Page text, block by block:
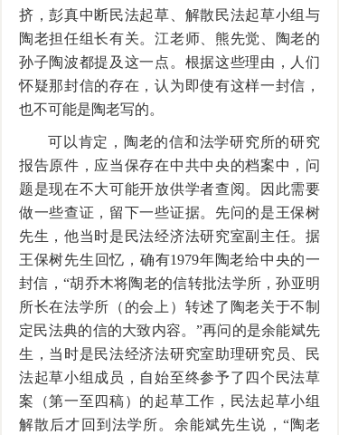
挤，彭真中断民法起草、解散民法起草小组与
陶老担任组长有关。江老师、熊先觉、陶老的
孙子陶波都提及这一点。根据这些理由，人们
怀疑那封信的存在，认为即使有这样一封信，
也不可能是陶老写的。
可以肯定，陶老的信和法学研究所的研究
报告原件，应当保存在中共中央的档案中，问
题是现在不大可能开放供学者查阅。因此需要
做一些查证，留下一些证据。先问的是王保树
先生，他当时是民法经济法研究室副主任。据
王保树先生回忆，确有1979年陶老给中央的一
封信，“胡乔木将陶老的信转批法学所，孙亚明
所长在法学所（的会上）转述了陶老关于不制
定民法典的信的大致内容。”再问的是余能斌先
生，当时是民法经济法研究室助理研究员、民
法起草小组成员，自始至终参予了四个民法草
案（第一至四稿）的起草工作，民法起草小组
解散后才回到法学所。余能斌先生说，“陶老